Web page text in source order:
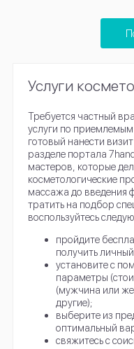
Услуги
Требуется частный
услуги по
готовый нанести
разделе портала
мастеров, которые
косметологические
массажа до введения
тратить на подбор
воспользуйтесь
пройдите
получить
установите с
параметры
(мужчина или
другие);
выберите из
оптимальный
свяжитесь с